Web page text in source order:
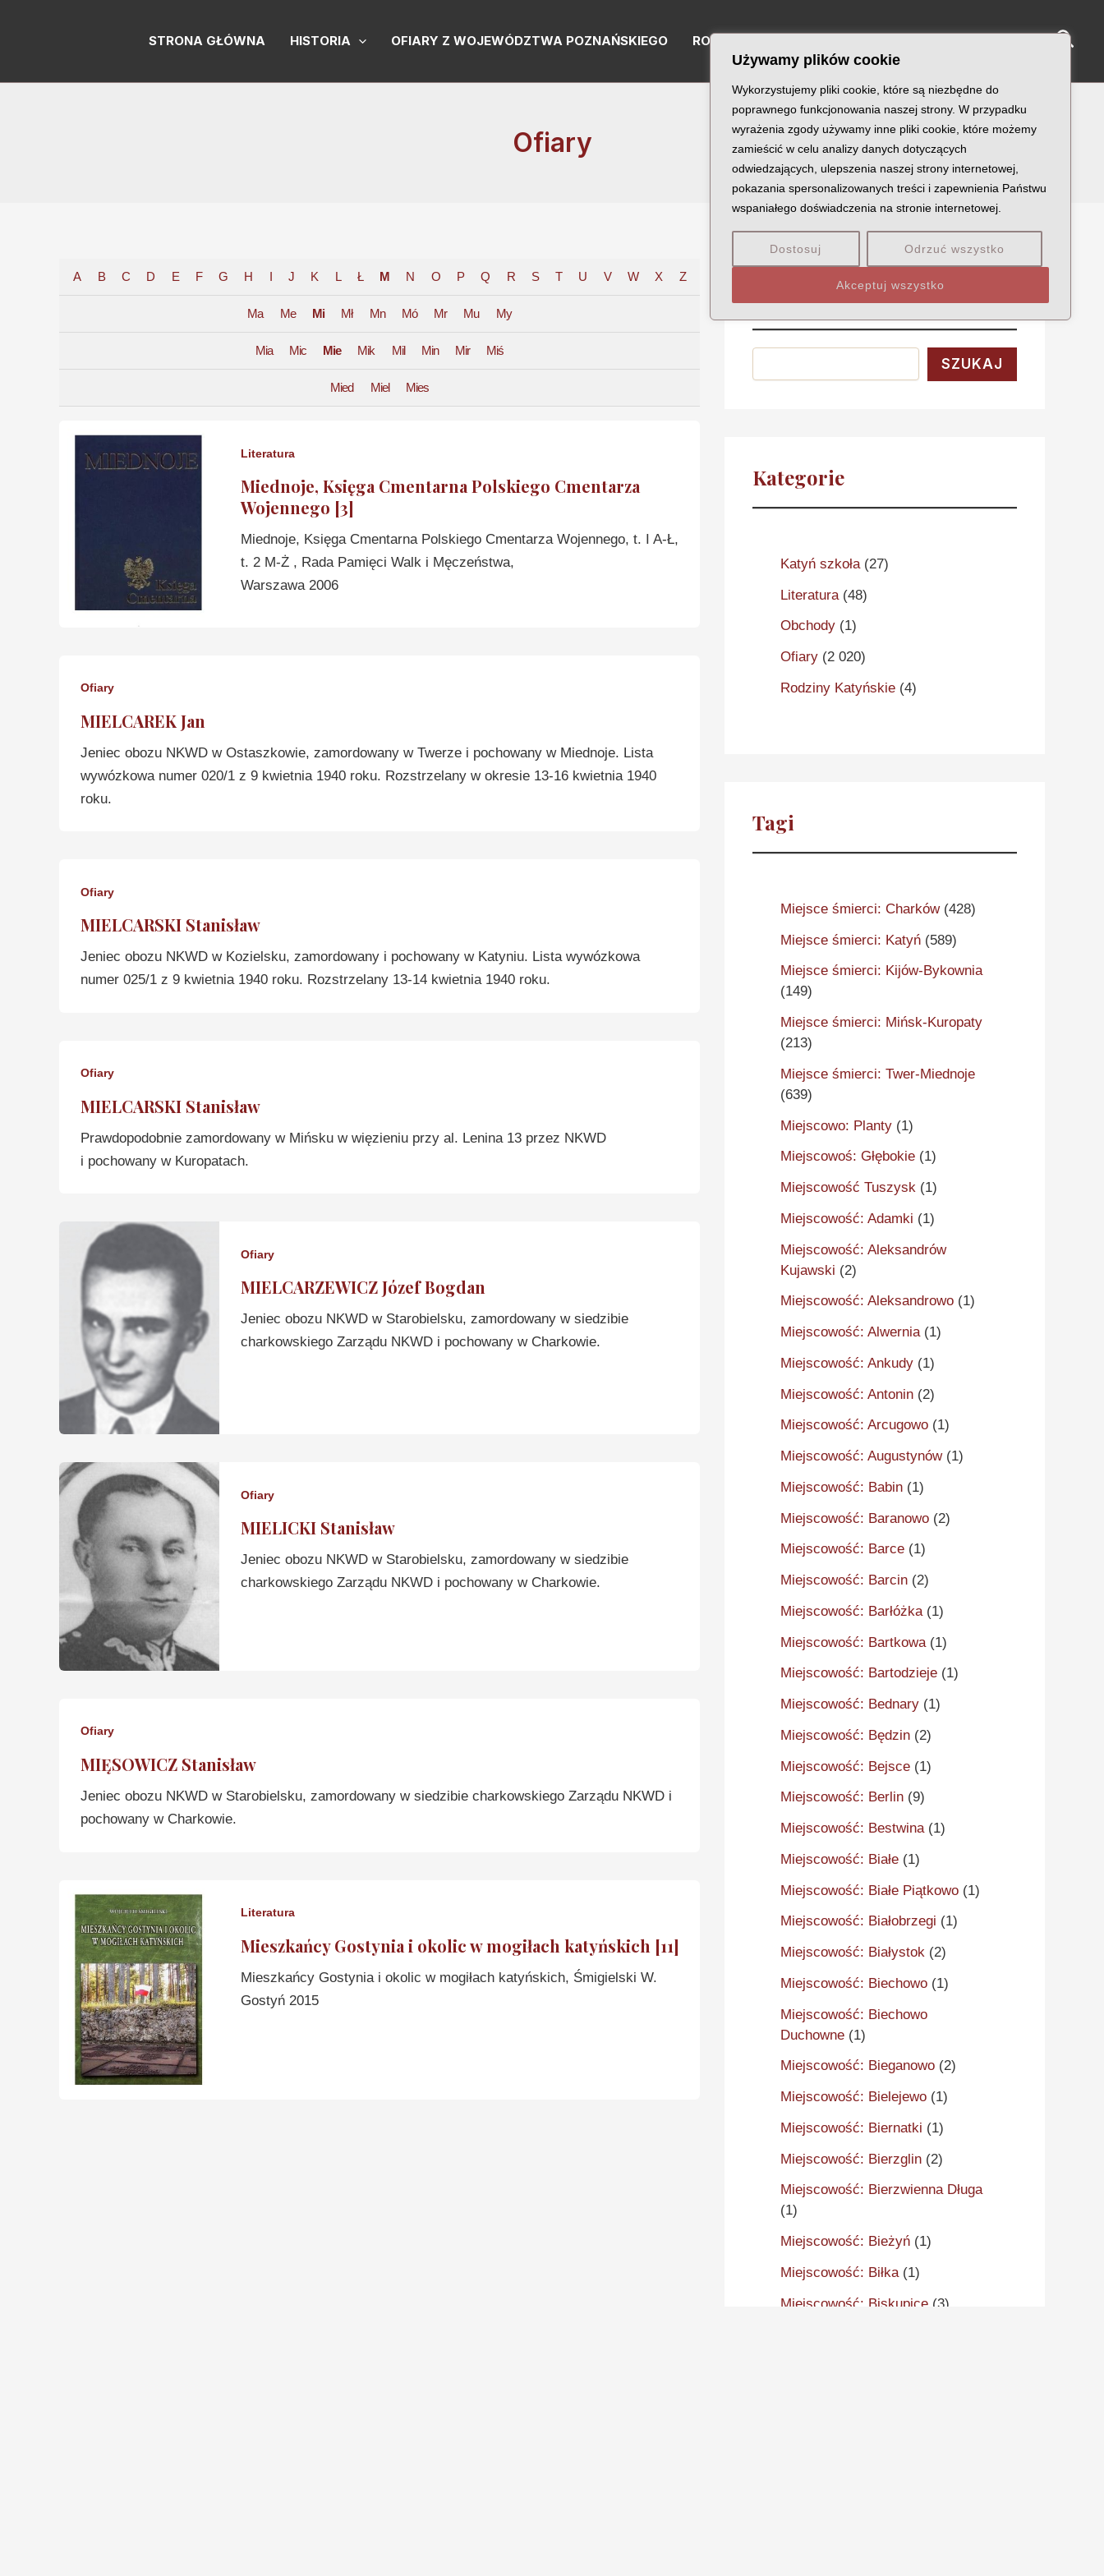
Używamy plików cookie
Wykorzystujemy pliki cookie, które są niezbędne do
poprawnego funkcjonowania naszej strony. W przypadku
wyrażenia zgody używamy inne pliki cookie, które możemy
zamieścić w celu analizy danych dotyczących
odwiedzających, ulepszenia naszej strony internetowej,
pokazania spersonalizowanych treści i zapewnienia Państwu
wspaniałego doświadczenia na stronie internetowej.
Dostosuj Odrzuć wszystko
Akceptuj wszystko
STRONA GŁÓWNA HISTORIA OFIARY Z WOJEWÓDZTWA POZNAŃSKIEGO RODZINY KATYŃSKIE
Ofiary
A B C D E F G H I J K L Ł M N O P Q R S T U V W X Z
Ma Me Mi Mł Mn Mó Mr Mu My
Mia Mic Mie Mik Mil Min Mir Miś
Mied Miel Mies
Literatura
Miednoje, Księga Cmentarna Polskiego Cmentarza
Wojennego [3]
Miednoje, Księga Cmentarna Polskiego Cmentarza Wojennego, t. I A-Ł,
t. 2 M-Ż , Rada Pamięci Walk i Męczeństwa,
Warszawa 2006
Ofiary
MIELCAREK Jan
Jeniec obozu NKWD w Ostaszkowie, zamordowany w Twerze i pochowany w Miednoje. Lista
wywózkowa numer 020/1 z 9 kwietnia 1940 roku. Rozstrzelany w okresie 13-16 kwietnia 1940
roku.
Ofiary
MIELCARSKI Stanisław
Jeniec obozu NKWD w Kozielsku, zamordowany i pochowany w Katyniu. Lista wywózkowa
numer 025/1 z 9 kwietnia 1940 roku. Rozstrzelany 13-14 kwietnia 1940 roku.
Ofiary
MIELCARSKI Stanisław
Prawdopodobnie zamordowany w Mińsku w więzieniu przy al. Lenina 13 przez NKWD
i pochowany w Kuropatach.
Ofiary
MIELCARZEWICZ Józef Bogdan
Jeniec obozu NKWD w Starobielsku, zamordowany w siedzibie
charkowskiego Zarządu NKWD i pochowany w Charkowie.
Ofiary
MIELICKI Stanisław
Jeniec obozu NKWD w Starobielsku, zamordowany w siedzibie
charkowskiego Zarządu NKWD i pochowany w Charkowie.
Ofiary
MIĘSOWICZ Stanisław
Jeniec obozu NKWD w Starobielsku, zamordowany w siedzibie charkowskiego Zarządu NKWD i
pochowany w Charkowie.
Literatura
Mieszkańcy Gostynia i okolic w mogiłach katyńskich [11]
Mieszkańcy Gostynia i okolic w mogiłach katyńskich, Śmigielski W.
Gostyń 2015
Wyszukaj
Szukaj
SZUKAJ
Kategorie
Katyń szkoła (27)
Literatura (48)
Obchody (1)
Ofiary (2 020)
Rodziny Katyńskie (4)
Tagi
Miejsce śmierci: Charków(428)
Miejsce śmierci: Katyń (589)
Miejsce śmierci: Kijów-Bykownia
(149)
Miejsce śmierci: Mińsk-Kuropaty
(213)
Miejsce śmierci: Twer-Miednoje
(639)
Miejscowo: Planty (1)
Miejscowoś: Głębokie (1)
Miejscowość Tuszysk (1)
Miejscowość: Adamki (1)
Miejscowość: Aleksandrów
Kujawski (2)
Miejscowość: Aleksandrowo (1)
Miejscowość: Alwernia(1)
Miejscowość: Ankudy (1)
Miejscowość: Antonin (2)
Miejscowość: Arcugowo (1)
Miejscowość: Augustynów(1)
Miejscowość: Babin (1)
Miejscowość: Baranowo (2)
Miejscowość: Barce (1)
Miejscowość: Barcin (2)
Miejscowość: Barłóżka (1)
Miejscowość: Bartkowa (1)
Miejscowość: Bartodzieje (1)
Miejscowość: Bednary (1)
Miejscowość: Będzin (2)
Miejscowość: Bejsce (1)
Miejscowość: Berlin (9)
Miejscowość: Bestwina(1)
Miejscowość: Białe (1)
Miejscowość: Białe Piątkowo (1)
Miejscowość: Białobrzegi (1)
Miejscowość: Białystok (2)
Miejscowość: Biechowo (1)
Miejscowość: Biechowo
Duchowne (1)
Miejscowość: Bieganowo (2)
Miejscowość: Bielejewo (1)
Miejscowość: Biernatki (1)
Miejscowość: Bierzglin (2)
Miejscowość: Bierzwienna Długa
(1)
Miejscowość: Bieżyń (1)
Miejscowość: Biłka (1)
Miejscowość: Biskupice (3)